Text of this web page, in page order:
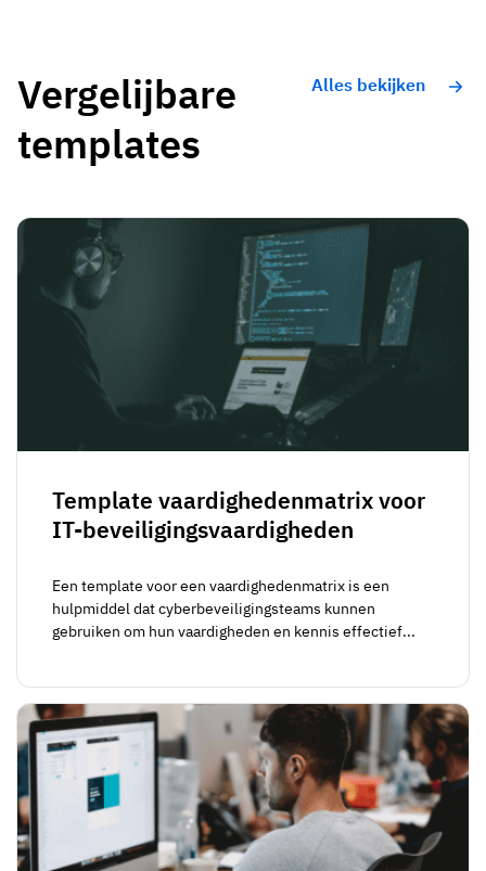
Vergelijbare
templates
Alles bekijken
Template vaardighedenmatrix voor
IT-beveiligingsvaardigheden
Een template voor een vaardighedenmatrix is een
hulpmiddel dat cyberbeveiligingsteams kunnen
gebruiken om hun vaardigheden en kennis effectief...